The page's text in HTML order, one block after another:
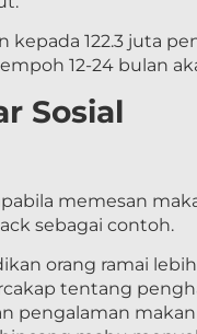
kepada 122.3 juta
12-24 bulan
Sosial
memesan
sebagai contoh.
orang ramai
tentang
pengalaman